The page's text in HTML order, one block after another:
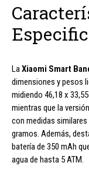
LaXiaomi Smart
dimensiones y pesos
midiendo 46,18 x
mientras que la
con medidas
gramos. Además,
batería de 350 mAh
agua de hasta 5 ATM.